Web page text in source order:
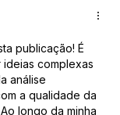
publicação! É
complexas
análise
a qualidade da
longo da minha